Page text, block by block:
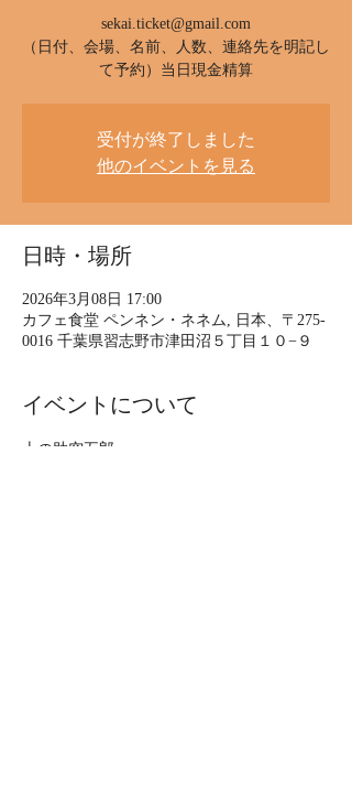
sekai.ticket@gmail.com
（日付、会場、名前、人数、連絡先を明記し
て予約）当日現金精算
受付が終了しました
他のイベントを見る
日時・場所
2026年3月08日 17:00
カフェ食堂 ペンネン・ネネム, 日本、〒275-
0016 千葉県習志野市津田沼５丁目１０−９
イベントについて
上の助空五郎